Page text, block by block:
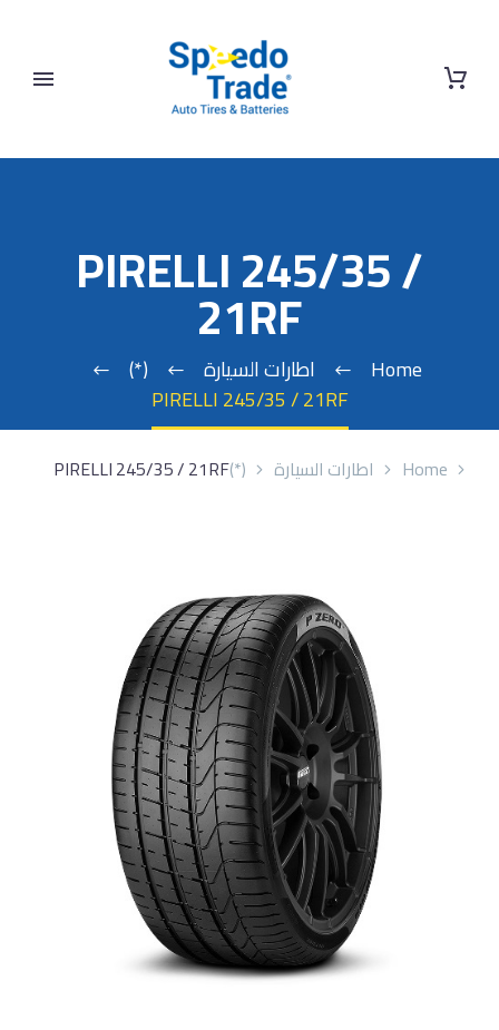
PIRELLI 245/35 /
21RF
Home اطارات السيارة
(*)
PIRELLI 245/35 / 21RF
Home اطارات السيارة (*)
PIRELLI 245/35 / 21RF